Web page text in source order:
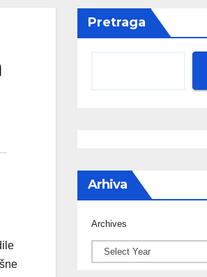
Pretraga
Arhiva
Archives